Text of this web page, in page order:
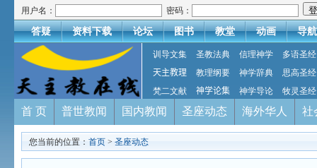
用户名： 密码：
答疑 资料下载 论坛 图书 教堂 动画 导航
训导文集 圣教法典 信理神学
多语圣经
天主教理
教理纲要 神学辞典
思高圣经
梵二文献
神学论集 神学导论 牧灵圣经
首 页 普世教闻 国内教闻 圣座动态 海外华人 社
您当前的位置： 首页 > 圣座动态